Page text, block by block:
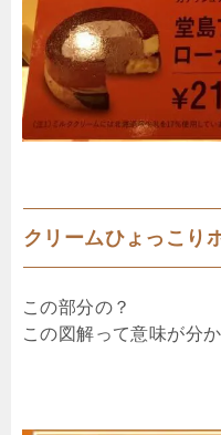
クリームひょっこり
この部分の？
この図解って意味が分